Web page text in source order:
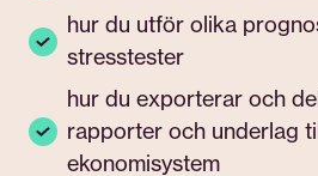
hur du utför olika
stresstester
hur du exporterar och
rapporter och underlag
ekonomisystem